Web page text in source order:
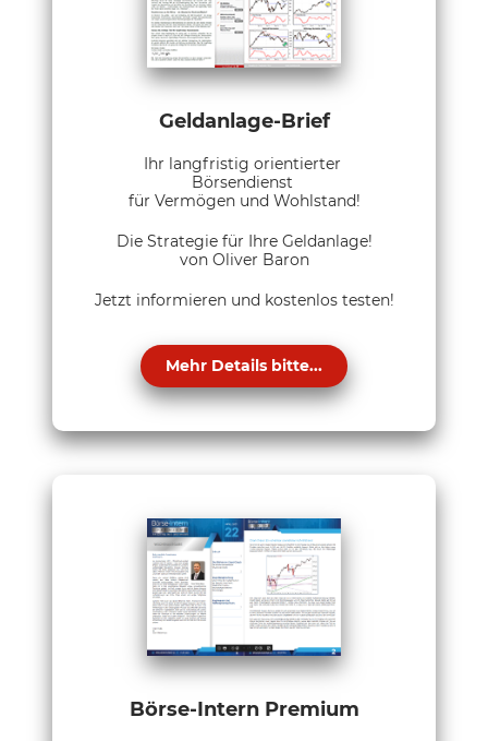
Geldanlage-Brief
Ihr langfristig orientierter
Börsendienst
für Vermögen und Wohlstand!
Die Strategie für Ihre Geldanlage!
von Oliver Baron
Jetzt informieren und kostenlos testen!
Mehr Details bitte...
Börse-Intern Premium